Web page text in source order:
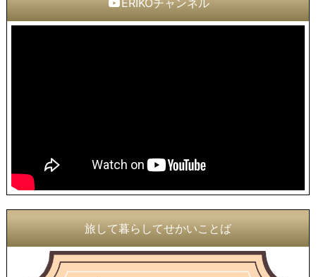
ERIKOチャンネル
旅して暮らしてせかいことば